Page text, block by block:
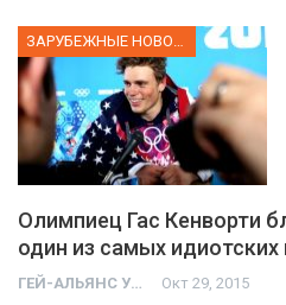
ЗАРУБЕЖНЫЕ НОВОСТИ
Олимпиец Гас Кенворти
один из самых идиотских
ГЕЙ-АЛЬЯНС УКРАИНА Окт 29, 2015